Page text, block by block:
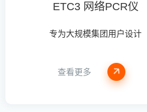
ETC3 网络PCR仪
专为大规模集团用户设计
查看更多